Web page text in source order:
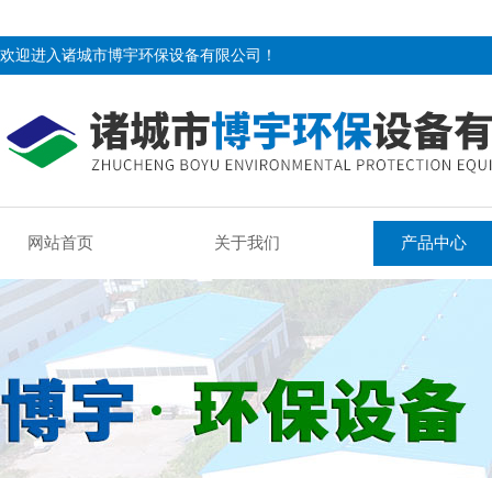
欢迎进入诸城市博宇环保设备有限公司！
网站首页 关于我们 产品中心